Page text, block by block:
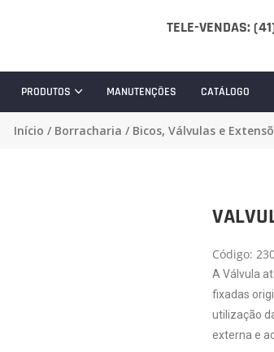
TELE-VENDAS:
PRODUTOS MANUTENÇÕES CATÁLOGO
Início / Borracharia / Bicos, Válvulas e
Código:
A Válvula
fixadas
utilização
externa e